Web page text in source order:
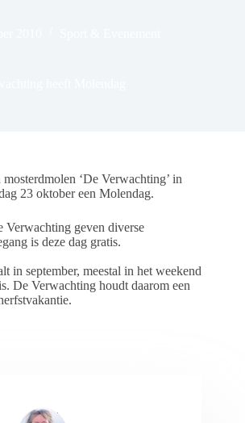
‘De Verwachting’ in
23 oktober een Molendag.
geven diverse
is deze dag gratis.
in september, meestal in het weekend
De Verwachting houdt daarom een